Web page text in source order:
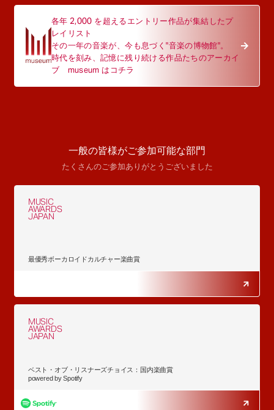
各年 2,000 を超えるエントリー作品が集結したプ
レイリスト
その一年の音楽が、今も息づく"音楽の博物館"。
時代を刻み、記憶に残り続ける作品たちのアーカイ
ブ museum はコチラ
一般の皆様がご参加可能な部門
たくさんのご参加ありがとうございました
MUSIC
AWARDS
JAPAN
最優秀ボーカロイドカルチャー楽曲賞
MUSIC
AWARDS
JAPAN
ベスト・オブ・リスナーズチョイス：国内楽曲賞
powered by Spotify